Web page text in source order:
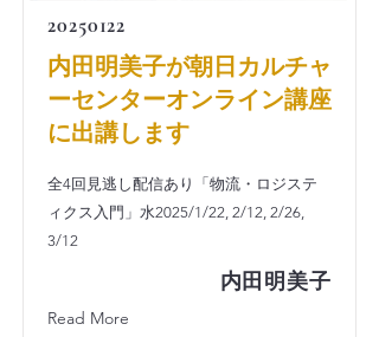
20250122
内田明美子が朝日カルチャ
ーセンターオンライン講座
に出講します
全4回見逃し配信あり「物流・ロジステ
ィクス入門」水2025/1/22, 2/12, 2/26,
3/12
内田明美子
Read More